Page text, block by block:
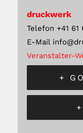
druckwerk
Telefon +41 61
E-Mail
Veranstalter-
+